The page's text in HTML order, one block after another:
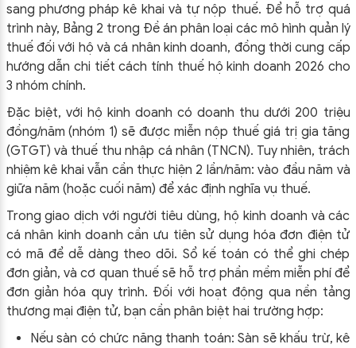
sang phương pháp kê khai và tự nộp thuế. Để hỗ trợ quá
trình này, Bảng 2 trong Đề án phân loại các mô hình quản lý
thuế đối với hộ và cá nhân kinh doanh, đồng thời cung cấp
hướng dẫn chi tiết cách tính thuế hộ kinh doanh 2026 cho
3 nhóm chính.
Đặc biệt, với hộ kinh doanh có doanh thu dưới 200 triệu
đồng/năm (nhóm 1) sẽ được miễn nộp thuế giá trị gia tăng
(GTGT) và thuế thu nhập cá nhân (TNCN). Tuy nhiên, trách
nhiệm kê khai vẫn cần thực hiện 2 lần/năm: vào đầu năm và
giữa năm (hoặc cuối năm) để xác định nghĩa vụ thuế.
Trong giao dịch với người tiêu dùng, hộ kinh doanh và các
cá nhân kinh doanh cần ưu tiên sử dụng hóa đơn điện tử
có mã để dễ dàng theo dõi. Sổ kế toán có thể ghi chép
đơn giản, và cơ quan thuế sẽ hỗ trợ phần mềm miễn phí để
đơn giản hóa quy trình. Đối với hoạt động qua nền tảng
thương mại điện tử, bạn cần phân biệt hai trường hợp:
Nếu sàn có chức năng thanh toán: Sàn sẽ khấu trừ, kê